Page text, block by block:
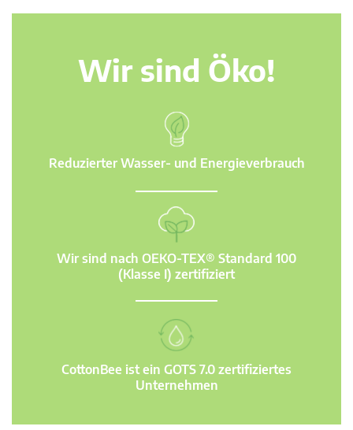
Wir sind Öko!
Reduzierter Wasser- und Energieverbrauch
Wir sind nach OEKO-TEX® Standard 100
(Klasse I) zertifiziert
CottonBee ist ein GOTS 7.0 zertifiziertes
Unternehmen